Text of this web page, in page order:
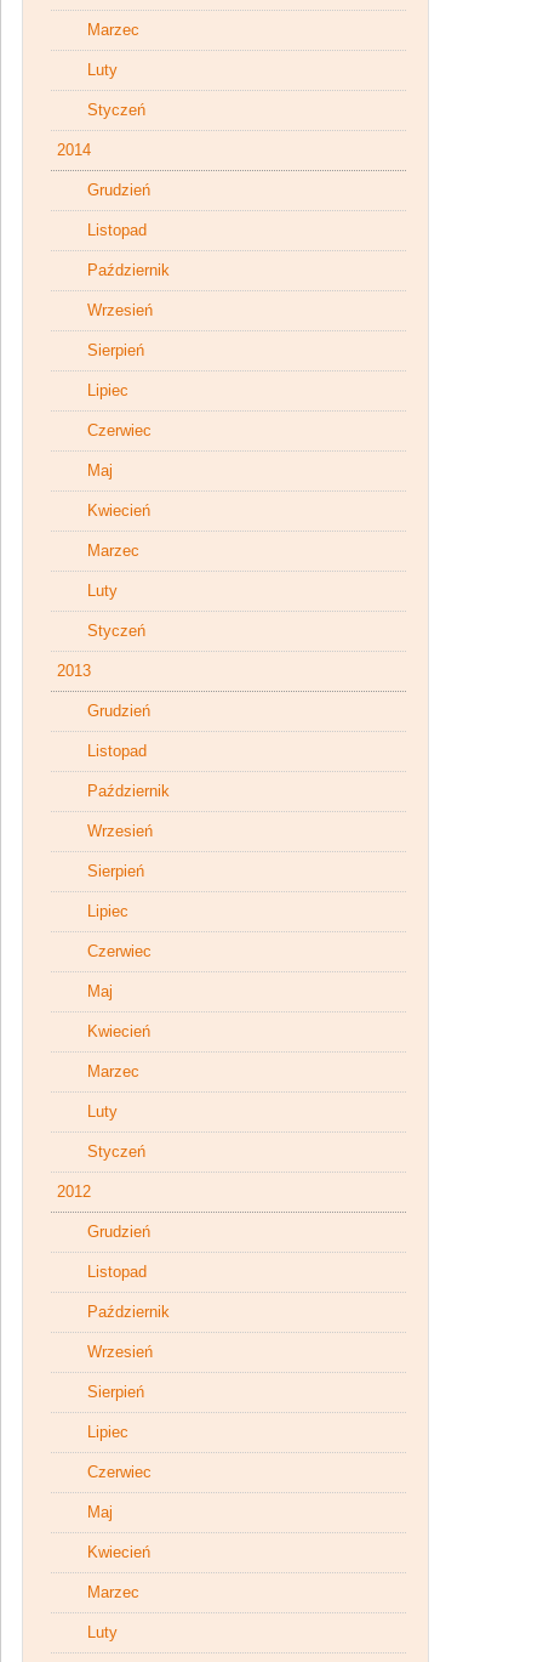
Marzec
Luty
Styczeń
2014
Grudzień
Listopad
Październik
Wrzesień
Sierpień
Lipiec
Czerwiec
Maj
Kwiecień
Marzec
Luty
Styczeń
2013
Grudzień
Listopad
Październik
Wrzesień
Sierpień
Lipiec
Czerwiec
Maj
Kwiecień
Marzec
Luty
Styczeń
2012
Grudzień
Listopad
Październik
Wrzesień
Sierpień
Lipiec
Czerwiec
Maj
Kwiecień
Marzec
Luty